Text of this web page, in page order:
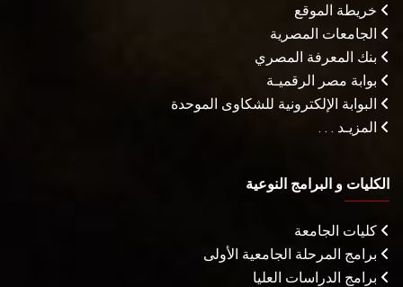
خريطة الموقع
الجامعات المصرية
بنك المعرفة المصري
بوابة مصر الرقميـة
البوابة الإلكترونية للشكاوى الموحدة
المزيـد . . .
الكليات و البرامج النوعية
كليات الجامعة
برامج المرحلة الجامعية الأولى
برامج الدراسات العليا